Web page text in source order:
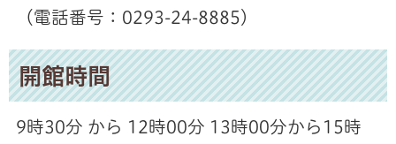
（電話番号：0293-24-8885）
開館時間
9時30分 から 12時00分 13時00分から15時